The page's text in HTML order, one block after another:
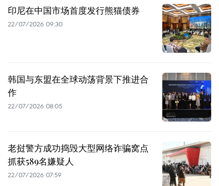
印尼在中国市场首度发行熊猫债券
22/07/2026 09:30
韩国与东盟在全球动荡背景下推进合
作
22/07/2026 08:05
老挝警方成功捣毁大型网络诈骗窝点
抓获589名嫌疑人
22/07/2026 07:59